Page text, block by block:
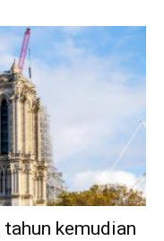
kemudian